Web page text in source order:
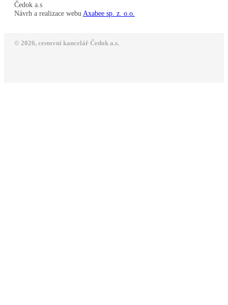
Čedok a.s
Návrh a realizace webu Axabee sp. z. o.o.
© 2026, cestovní kancelář Čedok a.s.